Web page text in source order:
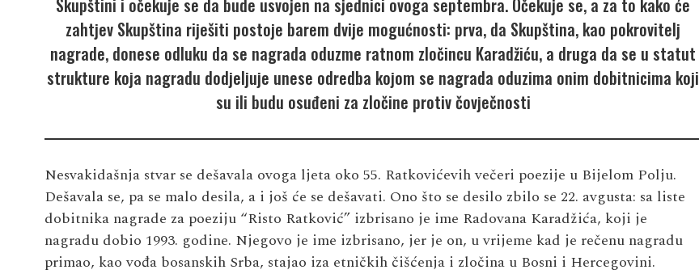
zahtjev Skupština riješiti postoje barem dvije mogućnosti: prva, da Skupština, kao pokrovitelj
nagrade, donese odluku da se nagrada oduzme ratnom zločincu Karadžiću, a druga da se u statut
strukture koja nagradu dodjeljuje unese odredba kojom se nagrada oduzima onim dobitnicima koji
su ili budu osuđeni za zločine protiv čovječnosti
Nesvakidašnja stvar se dešavala ovoga ljeta oko 55. Ratkovićevih večeri poezije u Bijelom Polju.
Dešavala se, pa se malo desila, a i još će se dešavati. Ono što se desilo zbilo se 22. avgusta: sa liste
dobitnika nagrade za poeziju “Risto Ratković” izbrisano je ime Radovana Karadžića, koji je
nagradu dobio 1993. godine. Njegovo je ime izbrisano, jer je on, u vrijeme kad je rečenu nagradu
primao, kao vođa bosanskih Srba, stajao iza etničkih čišćenja i zločina u Bosni i Hercegovini.